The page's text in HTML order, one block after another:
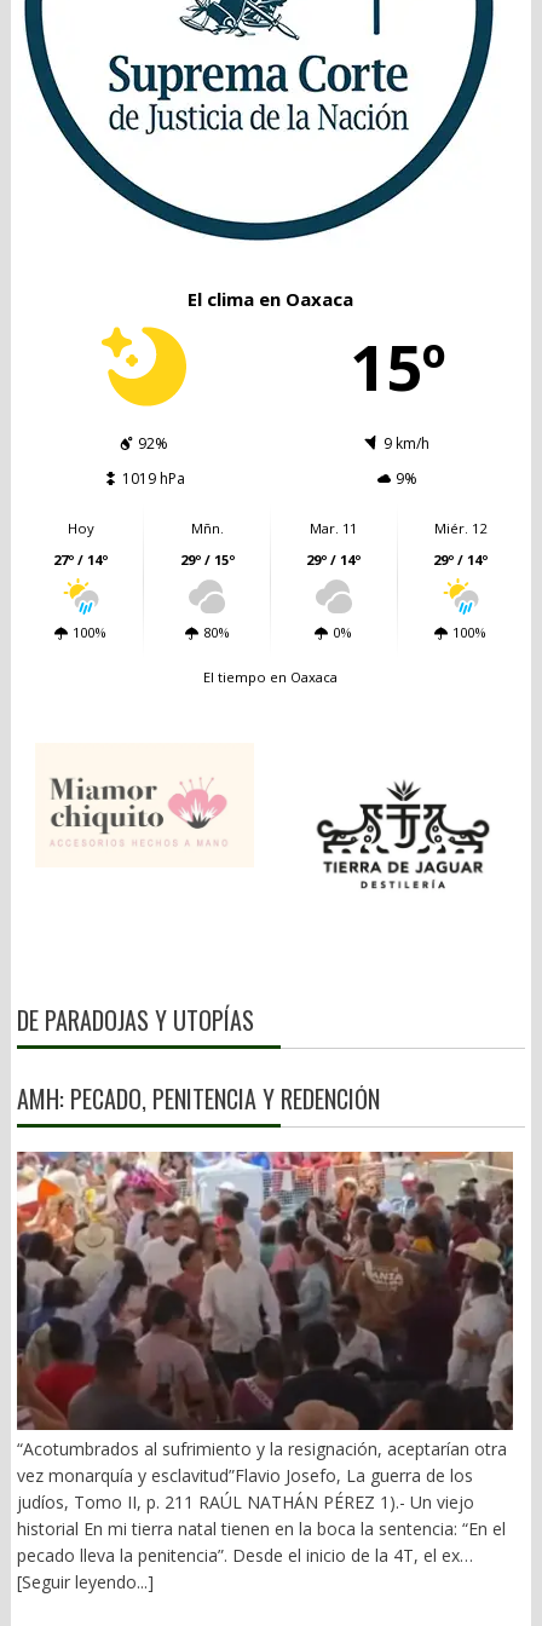
El clima en Oaxaca
15º
92%
9 km/h
1019 hPa
9%
Hoy
27º / 14º
100%
Mñn.
29º / 15º
80%
Mar. 11
29º / 14º
0%
Miér. 12
29º / 14º
100%
El tiempo en Oaxaca
DE PARADOJAS Y UTOPÍAS
AMH: PECADO, PENITENCIA Y REDENCIÓN
“Acotumbrados al sufrimiento y la resignación, aceptarían otra
vez monarquía y esclavitud”Flavio Josefo, La guerra de los
judíos, Tomo II, p. 211 RAÚL NATHÁN PÉREZ 1).- Un viejo
historial En mi tierra natal tienen en la boca la sentencia: “En el
pecado lleva la penitencia”. Desde el inicio de la 4T, el ex
gobernador Alejandro Murat ha arrastrado un mal fario. El 21 de
[Seguir leyendo...]